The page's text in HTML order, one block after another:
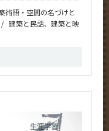
術語・空間の名づけと
建築と民話、建築と映